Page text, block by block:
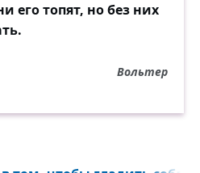
его топят, но без них
Вольтер